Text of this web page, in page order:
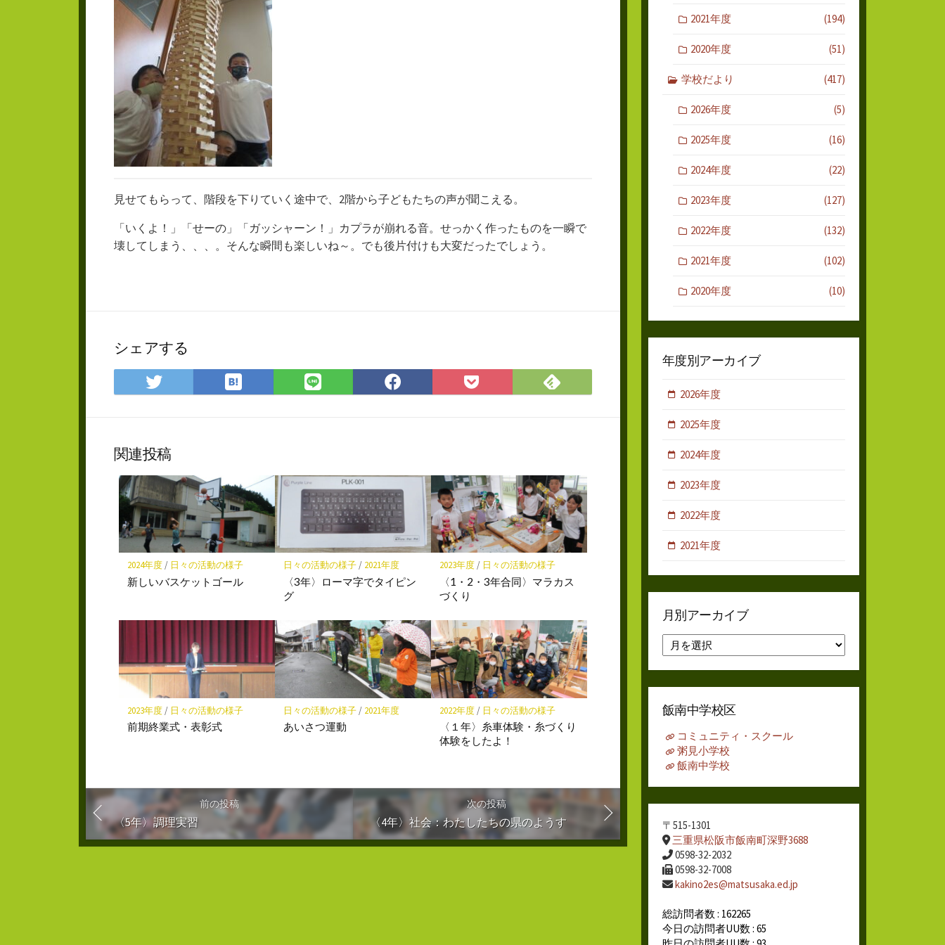
見せてもらって、階段を下りていく途中で、2階から子どもたちの声が聞こえる。
「いくよ！」「せーの」「ガッシャーン！」カプラが崩れる音。せっかく作ったものを一瞬で
壊してしまう、、、。そんな瞬間も楽しいね～。でも後片付けも大変だったでしょう。
シェアする
Twitter
で
ア
は
て
マ
ー
ク
に
保
存
LINE
で
Facebook
で
Pocket
に
Feedly
で
関連投稿
2024年度/ 日々の活動の様子
新しいバスケットゴール
日々の活動の様子/ 2021年度
〈3年〉ローマ字でタイピン
グ
2023年度/ 日々の活動の様子
〈1・2・3年合同〉マラカス
づくり
2023年度/ 日々の活動の様子
前期終業式・表彰式
日々の活動の様子/ 2021年度
あいさつ運動
2022年度/ 日々の活動の様子
〈１年〉糸車体験・糸づくり
体験をしたよ！
前の投稿
〈5年〉調理実習
次の投稿
〈4年〉社会：わたしたちの県のようす
2021年度 (194)
2020年度 (51)
学校だより (417)
2026年度 (5)
2025年度 (16)
2024年度 (22)
2023年度 (127)
2022年度 (132)
2021年度 (102)
2020年度 (10)
年度別アーカイブ
2026年度
2025年度
2024年度
2023年度
2022年度
2021年度
月別アーカイブ
別
ア
ー
イ
飯南中学校区
コミュニティ・スクール
粥見小学校
飯南中学校
〒515-1301
三重県松阪市飯南町深野3688
0598-32-2032
0598-32-7008
kakino2es@matsusaka.ed.jp
総訪問者数 : 162265
今日の訪問者UU数 : 65